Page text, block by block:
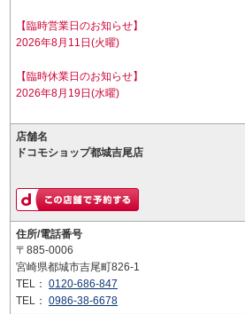
【臨時営業日のお知らせ】
2026年8月11日(火曜)
【臨時休業日のお知らせ】
2026年8月19日(水曜)
店舗名
ドコモショップ都城吉尾店
住所/電話番号
〒885-0006
宮崎県都城市吉尾町826-1
TEL： 0120-686-847
TEL： 0986-38-6678